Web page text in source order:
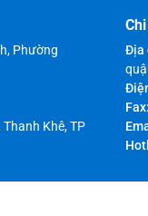
Phường
Khê, TP
Địa
Fax: